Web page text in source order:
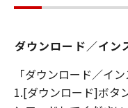
ダウンロード／イン
「ダウンロード／イ
1.[ダウンロード]ボタ